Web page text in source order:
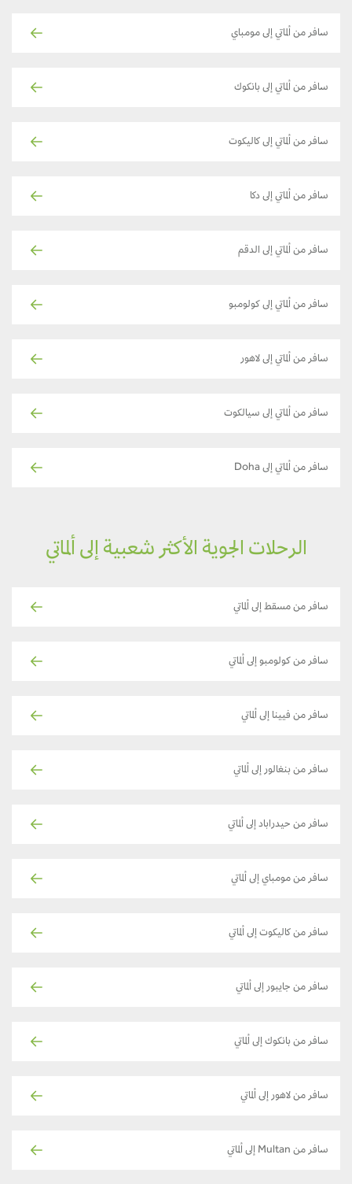
سافر من ألماتي إلى مومباي
سافر من ألماتي إلى بانكوك
سافر من ألماتي إلى كاليكوت
سافر من ألماتي إلى دكا
سافر من ألماتي إلى الدقم
سافر من ألماتي إلى كولومبو
سافر من ألماتي إلى لاهور
سافر من ألماتي إلى سيالكوت
سافر من ألماتي إلى Doha
الرحلات الجوية الأكثر شعبية إلى ألماتي
سافر من مسقط إلى ألماتي
سافر من كولومبو إلى ألماتي
سافر من فيينا إلى ألماتي
سافر من بنغالور إلى ألماتي
سافر من حيدراباد إلى ألماتي
سافر من مومباي إلى ألماتي
سافر من كاليكوت إلى ألماتي
سافر من جايبور إلى ألماتي
سافر من بانكوك إلى ألماتي
سافر من لاهور إلى ألماتي
سافر من Multan إلى ألماتي